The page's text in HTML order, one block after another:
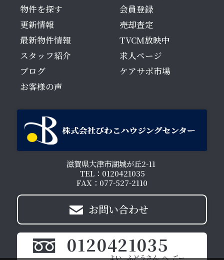
物件を探す
更新情報
最新物件情報
スタッフ紹介
ブログ
お客様の声
会員登録
売却査定
TVCM放映中
求人ページ
ケアサポ市場
滋賀県大津市湖城が丘2-11
TEL：0120421035
FAX：077-527-2110
お問い合わせ
0120421035